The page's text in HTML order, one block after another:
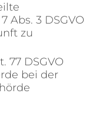
Abs. 3 DSGVO
zu
77 DSGVO
bei der